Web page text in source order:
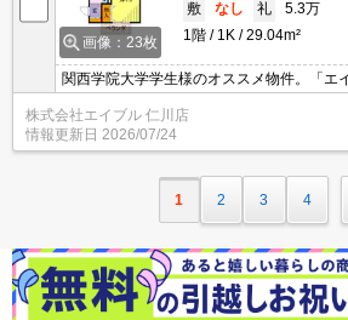
画像：23枚
敷
なし 礼
5.3万
1階
1K 29.04m²
関西学院大学学生様のオススメ物件。「エ
料がお得な物件です。
株式会社エイブル 仁川店
情報更新日 2026/07/24
1 2 3 4